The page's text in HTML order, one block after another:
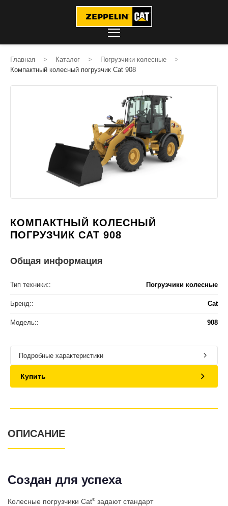
Главная > Каталог > Погрузчики колесные
>
Компактный колесный погрузчик Cat 908
КОМПАКТНЫЙ КОЛЕСНЫЙ
ПОГРУЗЧИК CAT 908
Общая информация
Тип техники:: Погрузчики колесные
Бренд:: Cat
Модель:: 908
Подробные характеристики
Купить
ОПИСАНИЕ
Создан для успеха
Колесные погрузчики Cat® задают стандарт